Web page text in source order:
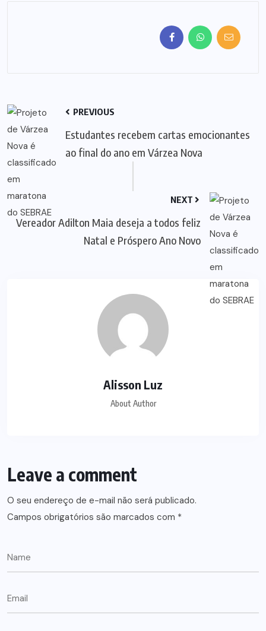
PREVIOUS
Estudantes recebem cartas emocionantes
ao final do ano em Várzea Nova
NEXT
Vereador Adilton Maia deseja a todos feliz
Natal e Próspero Ano Novo
Alisson Luz
About Author
Leave a comment
O seu endereço de e-mail não será publicado.
Campos obrigatórios são marcados com *